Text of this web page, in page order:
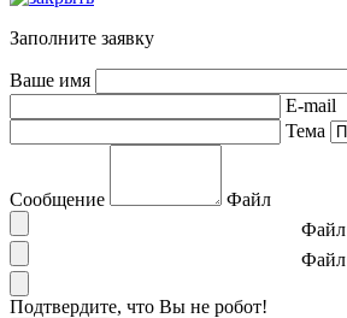
Заполните заявку
Ваше имя
E-mail
Тема
Сообщение
Файл
Файл
Файл
Подтвердите, что Вы не робот!